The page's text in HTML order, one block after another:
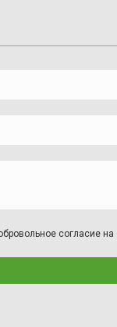
согласие